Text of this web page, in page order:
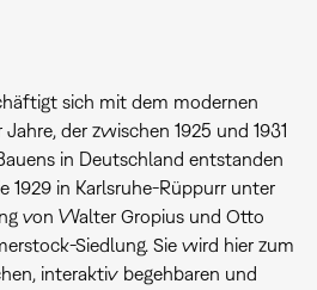
sich mit dem modernen
der zwischen 1925 und 1931
in Deutschland entstanden
1929 in Karlsruhe-Rüppurr unter
von Walter Gropius und Otto
Siedlung. Sie wird hier zum
interaktiv begehbaren und